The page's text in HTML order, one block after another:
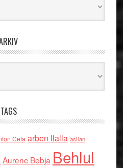
TAGS
Cefa arben llalla asllan
Aurenc Bebja Behlul